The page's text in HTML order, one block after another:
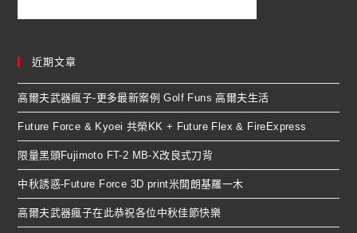
近期文章
高爾夫武器瘋子-更多最新案例 Golf Funs 高爾夫生活
Future Force & Kyoei 共榮KK + Future Flex & FireExpress
限量黑頭Fujimoto FT-2 MB-X改良式刀背
中秋誘惑-Future Force 3D print米開朗基羅一木
高爾夫武器瘋子在此恭祝各位中秋佳節快樂